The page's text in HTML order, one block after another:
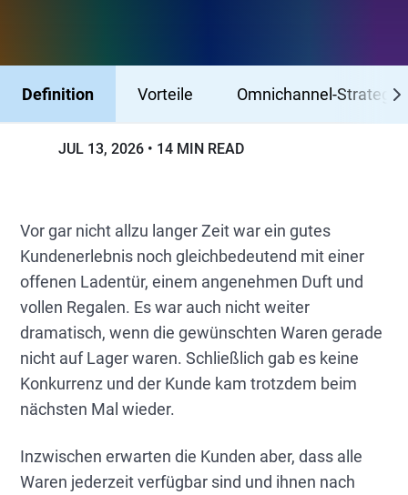
Definition Vorteile Omnichannel-Strategie
JUL 13, 2026 14 MIN READ
Vor gar nicht allzu langer Zeit war ein gutes
Kundenerlebnis noch gleichbedeutend mit einer
offenen Ladentür, einem angenehmen Duft und
vollen Regalen. Es war auch nicht weiter
dramatisch, wenn die gewünschten Waren gerade
nicht auf Lager waren. Schließlich gab es keine
Konkurrenz und der Kunde kam trotzdem beim
nächsten Mal wieder.
Inzwischen erwarten die Kunden aber, dass alle
Waren jederzeit verfügbar sind und ihnen nach